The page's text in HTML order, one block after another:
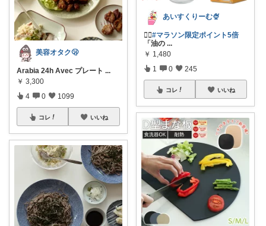
美容オタク🫢
Arabia 24h Avec プレート ...
￥ 3,300
4 0 1099
コレ いいね
あいすくりーむ🍨
❤️‍🔥#マラソン限定ポイント5倍
「油の ...
￥ 1,480
1 0 245
コレ いいね